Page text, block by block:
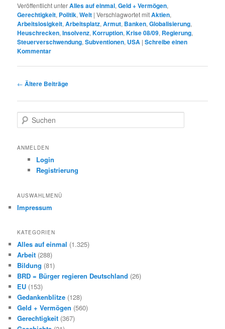
Veröffentlicht unterAlles auf einmal,Geld + Vermögen,
Gerechtigkeit, Politik,Welt |Verschlagwortet mitAktien,
Arbeitslosigkeit,Arbeitsplatz,Armut, Banken,Globalisierung,
Heuschrecken,Insolvenz,Korruption,Krise 08/09, Regierung,
Steuerverschwendung,Subventionen, USA |Schreibe einen
Kommentar
Beitragsnavigation
← Ältere Beiträge
u
h
ANMELDEN
Login
Registrierung
AUSWAHLMENÜ
Impressum
KATEGORIEN
Alles auf einmal (1.325)
Arbeit (288)
Bildung (81)
BRD = Bürger regieren Deutschland (26)
EU (153)
Gedankenblitze (128)
Geld + Vermögen (560)
Gerechtigkeit (367)